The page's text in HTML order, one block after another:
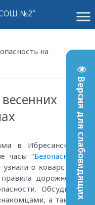
Версия для слабовидящих
menu
№2"
на
в Ибресинской
часы "Безопасные
узнали о коварстве
дорожного
Обсудили
а также